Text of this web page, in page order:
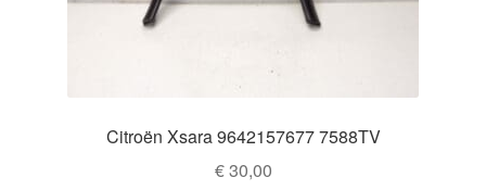
Citroën Xsara 9642157677 7588TV
€30,00